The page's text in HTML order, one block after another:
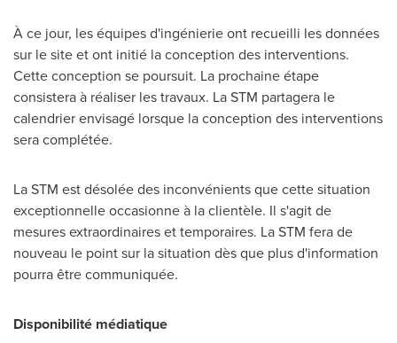
À ce jour, les équipes d'ingénierie ont recueilli les données
sur le site et ont initié la conception des interventions.
Cette conception se poursuit. La prochaine étape
consistera à réaliser les travaux. La STM partagera le
calendrier envisagé lorsque la conception des interventions
sera complétée.
La STM est désolée des inconvénients que cette situation
exceptionnelle occasionne à la clientèle. Il s'agit de
mesures extraordinaires et temporaires. La STM fera de
nouveau le point sur la situation dès que plus d'information
pourra être communiquée.
Disponibilité médiatique